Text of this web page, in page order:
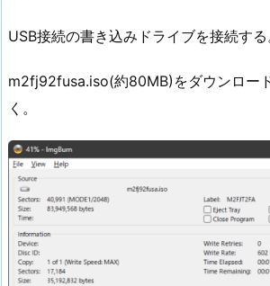
USB接続の書き込みドライブを接続する
m2fj92fusa.iso(約80MB)をダウンロー
く。